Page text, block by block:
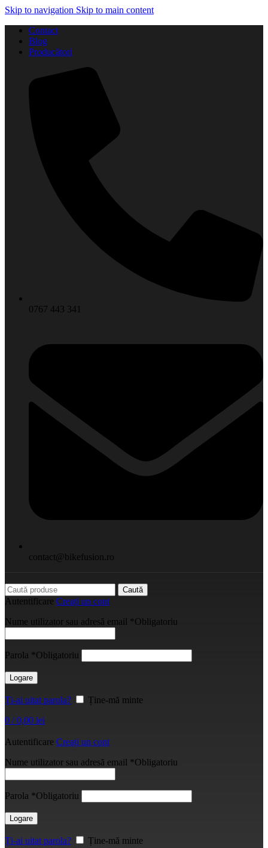
Skip to navigation Skip to main content
Contact
Blog
Producători
0767 443 341
contact@bikefusion.ro
Caută
Autentificare Creați un cont
Nume utilizator sau adresă email *Obligatoriu
Parola *Obligatoriu
Logare
Ți-ai uitat parola?
Ține-mă minte
0 / 0,00 lei
Autentificare Creați un cont
Nume utilizator sau adresă email *Obligatoriu
Parola *Obligatoriu
Logare
Ți-ai uitat parola?
Ține-mă minte